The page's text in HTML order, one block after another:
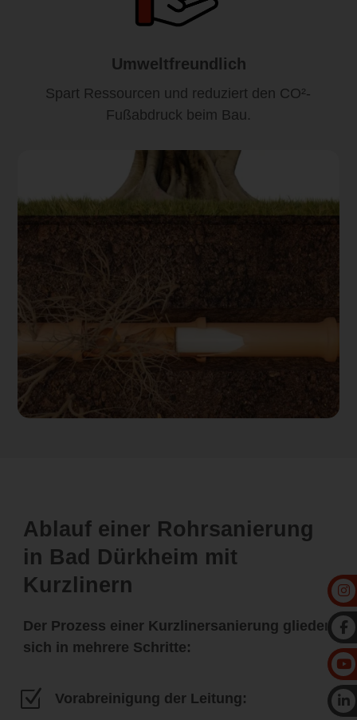
Umweltfreundlich
Spart Ressourcen und reduziert den CO²-
Fußabdruck beim Bau.
Ablauf einer Rohrsanierung
in Bad Dürkheim mit
Kurzlinern
Der Prozess einer Kurzlinersanierung gliedert
sich in mehrere Schritte:
Z Vorabreinigung der Leitung: